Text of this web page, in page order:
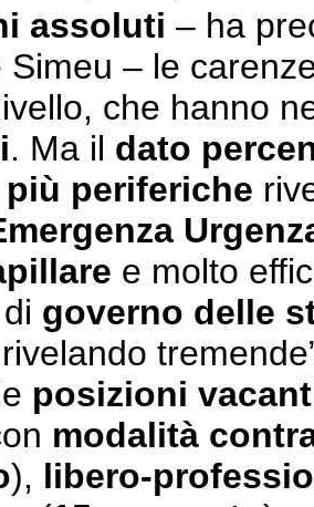
assoluti – ha
Simeu – le
che hanno
. Ma il dato
periferiche
e molto
governo delle
posizioni
modalità
), libero-